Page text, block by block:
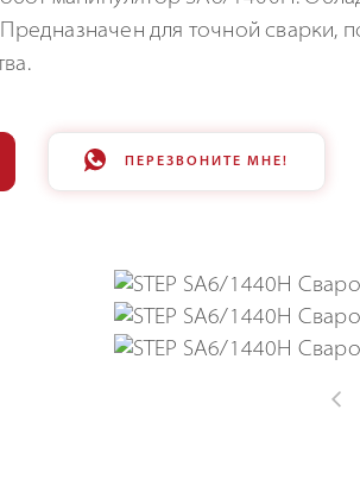
для точной сварки,
ПЕРЕЗВОНИТЕ МНЕ!